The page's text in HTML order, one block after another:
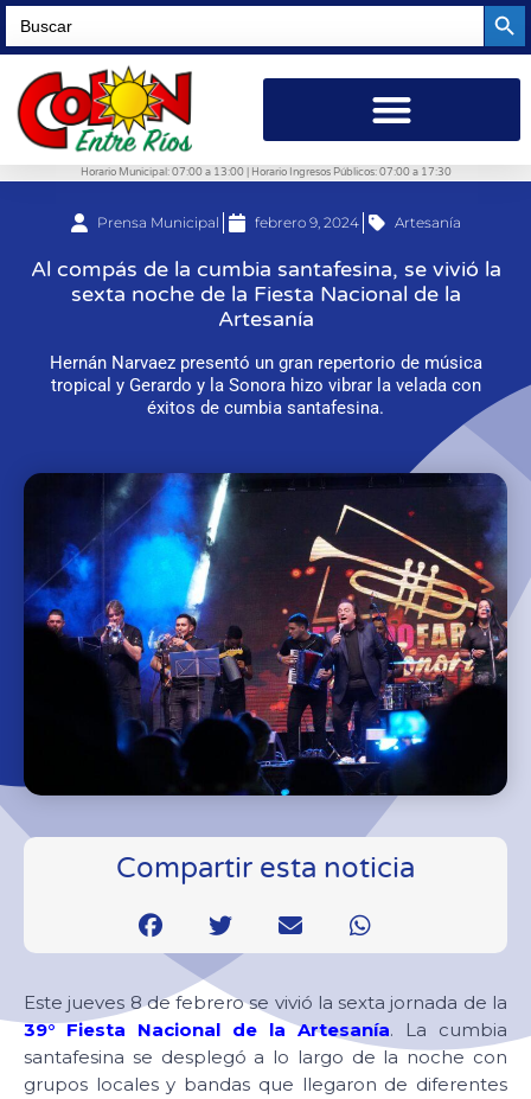
Search
for:
Horario Municipal: 07:00 a 13:00 | Horario Ingresos Públicos: 07:00 a 17:30
Prensa Municipal febrero 9, 2024 Artesanía
Al compás de la cumbia santafesina, se vivió la
sexta noche de la Fiesta Nacional de la
Artesanía
Hernán Narvaez presentó un gran repertorio de música
tropical y Gerardo y la Sonora hizo vibrar la velada con
éxitos de cumbia santafesina.
Compartir esta noticia
Este jueves 8 de febrero se vivió la sexta jornada de la
39° Fiesta Nacional de la Artesanía. La cumbia
santafesina se desplegó a lo largo de la noche con
grupos locales y bandas que llegaron de diferentes